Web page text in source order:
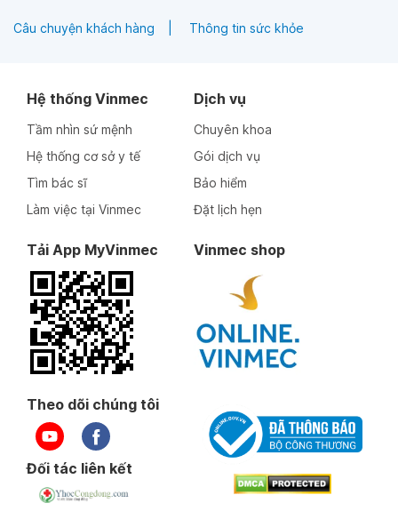
Câu chuyện khách hàng Thông tin sức khỏe
Hệ thống Vinmec
Tầm nhìn sứ mệnh
Hệ thống cơ sở y tế
Tìm bác sĩ
Làm việc tại Vinmec
Dịch vụ
Chuyên khoa
Gói dịch vụ
Bảo hiểm
Đặt lịch hẹn
Tải App MyVinmec Vinmec shop
Theo dõi chúng tôi
Đối tác liên kết